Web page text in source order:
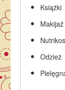
Książki
Makijaż
Odzież